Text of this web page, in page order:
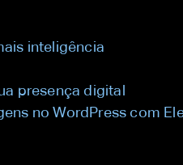
inteligência
presença digital
no WordPress com